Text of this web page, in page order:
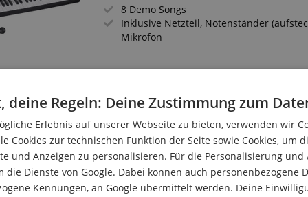
8 Demo Songs
Inklusive Netzteil, Notenständer
Mikrofon
FunKey Musikbuch mit
Das kleine Musik-Spielzeug für
Bebildertes Musikbuch mit 10 Liedern
Mini-"Keyboard" mit 20 Tasten (12
10 Klänge und 10 Lieder
Aufnahme- und Follow-Funktion
deine Regeln: Deine Zustimmung zum
Erlebnis auf unserer Webseite zu bieten, verwenden wir
Cookies zur technischen Funktion der Seite sowie Cookies, um
und Anzeigen zu personalisieren. Für die Personalisierung und
Dienste von Google. Dabei können auch personenbezogene
Kennungen, an Google übermittelt werden. Deine